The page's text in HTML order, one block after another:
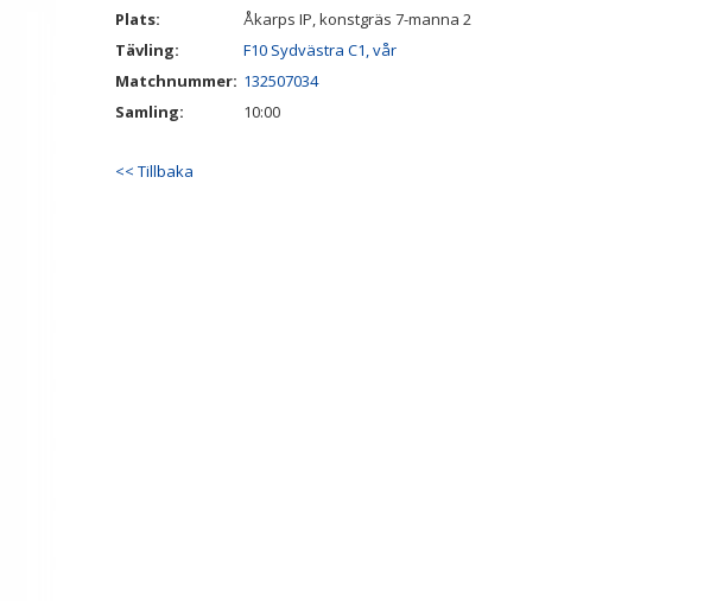
Plats:
Åkarps IP, konstgräs 7-manna 2
Tävling:
F10 Sydvästra C1, vår
Matchnummer: 132507034
Samling:
10:00
<< Tillbaka